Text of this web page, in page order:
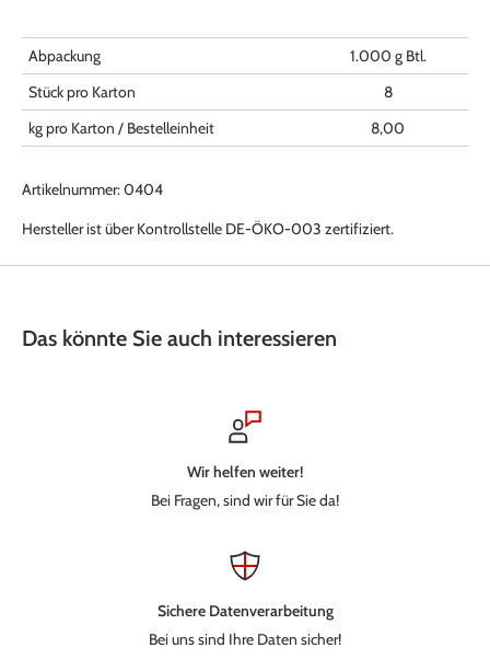
Abpackung
1.000 g Btl.
Stück pro Karton
8
kg pro Karton / Bestelleinheit
8,00
Artikelnummer: 0404
Hersteller ist über Kontrollstelle DE-ÖKO-003 zertifiziert.
Das könnte Sie auch interessieren
Wir helfen weiter!
Bei Fragen, sind wir für Sie da!
Sichere Datenverarbeitung
Bei uns sind Ihre Daten sicher!